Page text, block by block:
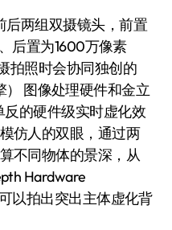
两组双摄镜头，前置
后置为1600万像素
拍照时会协同独创的
） 图像处理硬件和金立
反的硬件级实时虚化效
仿人的双眼，通过两
不同物体的景深，从
Hardware
以拍出突出主体虚化背